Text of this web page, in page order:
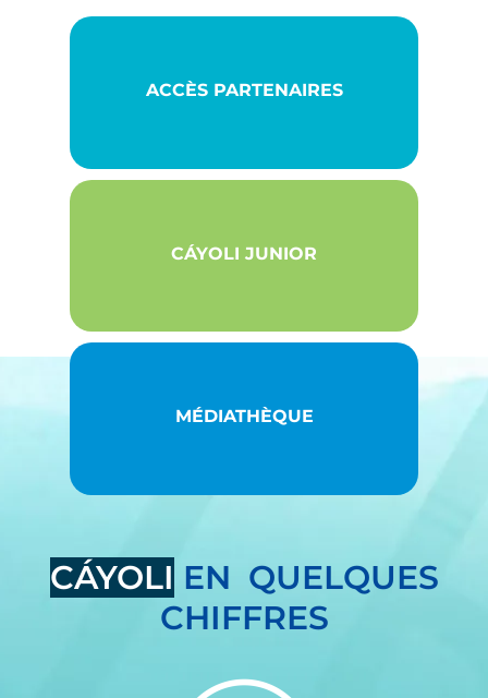
EN SAVOIR +
ACCÈS PARTENAIRES
CÁYOLI JUNIOR
MÉDIATHÈQUE
CÁYOLI EN QUELQUES
CHIFFRES